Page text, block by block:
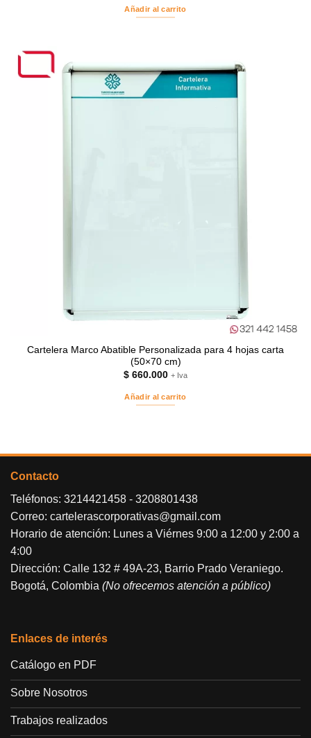
Añadir al carrito
Cartelera Marco Abatible Personalizada para 4 hojas carta
(50×70 cm)
$ 660.000 + Iva
Añadir al carrito
Contacto
Teléfonos: 3214421458 - 3208801438
Correo: cartelerascorporativas@gmail.com
Horario de atención: Lunes a Viérnes 9:00 a 12:00 y 2:00 a
4:00
Dirección: Calle 132 # 49A-23, Barrio Prado Veraniego.
Bogotá, Colombia (No ofrecemos atención a público)
Enlaces de interés
Catálogo en PDF
Sobre Nosotros
Trabajos realizados